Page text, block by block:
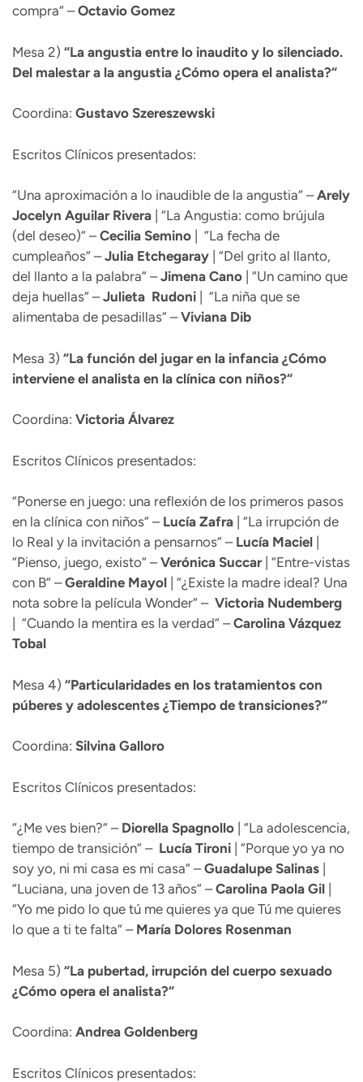
compra“ –Octavio Gomez
Mesa 2) “La angustia entre lo inaudito y lo silenciado.
Del malestar a la angustia ¿Cómo opera el analista?“
Coordina: Gustavo Szereszewski
Escritos Clínicos presentados:
“Una aproximación a lo inaudible de la angustia“ –Arely
Jocelyn Aguilar Rivera | “La Angustia: como brújula
(del deseo)“ –Cecilia Semino
| “La fecha de
cumpleaños“ –Julia Etchegaray | “Del grito al llanto,
del llanto a la palabra“ –Jimena Cano | “Un camino que
deja huellas“ –Julieta Rudoni
| “La niña que se
alimentaba de pesadillas“ –Viviana Dib
Mesa 3) “La función del jugar en la infancia ¿Cómo
interviene el analista en la clínica con niños?“
Coordina: Victoria Álvarez
Escritos Clínicos presentados:
“Ponerse en juego: una reflexión de los primeros pasos
en la clínica con niños“ – Lucía Zafra | “La irrupción de
lo Real y la invitación a pensarnos“ – Lucía Maciel
“Pienso, juego, existo“ –Verónica Succar | “Entre-vistas
con B“ –Geraldine Mayol | “¿Existe la madre ideal? Una
nota sobre la película Wonder“ – Victoria Nudemberg
| “Cuando la mentira es la verdad“ –Carolina Vázquez
Tobal
Mesa 4) “Particularidades en los tratamientos con
púberes y adolescentes ¿Tiempo de transiciones?“
Coordina: Silvina Galloro
Escritos Clínicos presentados:
“¿Me ves bien?“ – Diorella Spagnollo | “La adolescencia,
tiempo de transición“ – Lucía Tironi | “Porque yo ya no
soy yo, ni mi casa es mi casa“ –Guadalupe Salinas
“Luciana, una joven de 13 años“ –Carolina Paola Gil
“Yo me pido lo que tú me quieres ya que Tú me quieres
lo que a ti te falta“ – María Dolores Rosenman
Mesa 5) “La pubertad, irrupción del cuerpo sexuado
¿Cómo opera el analista?“
Coordina: Andrea Goldenberg
Escritos Clínicos presentados: